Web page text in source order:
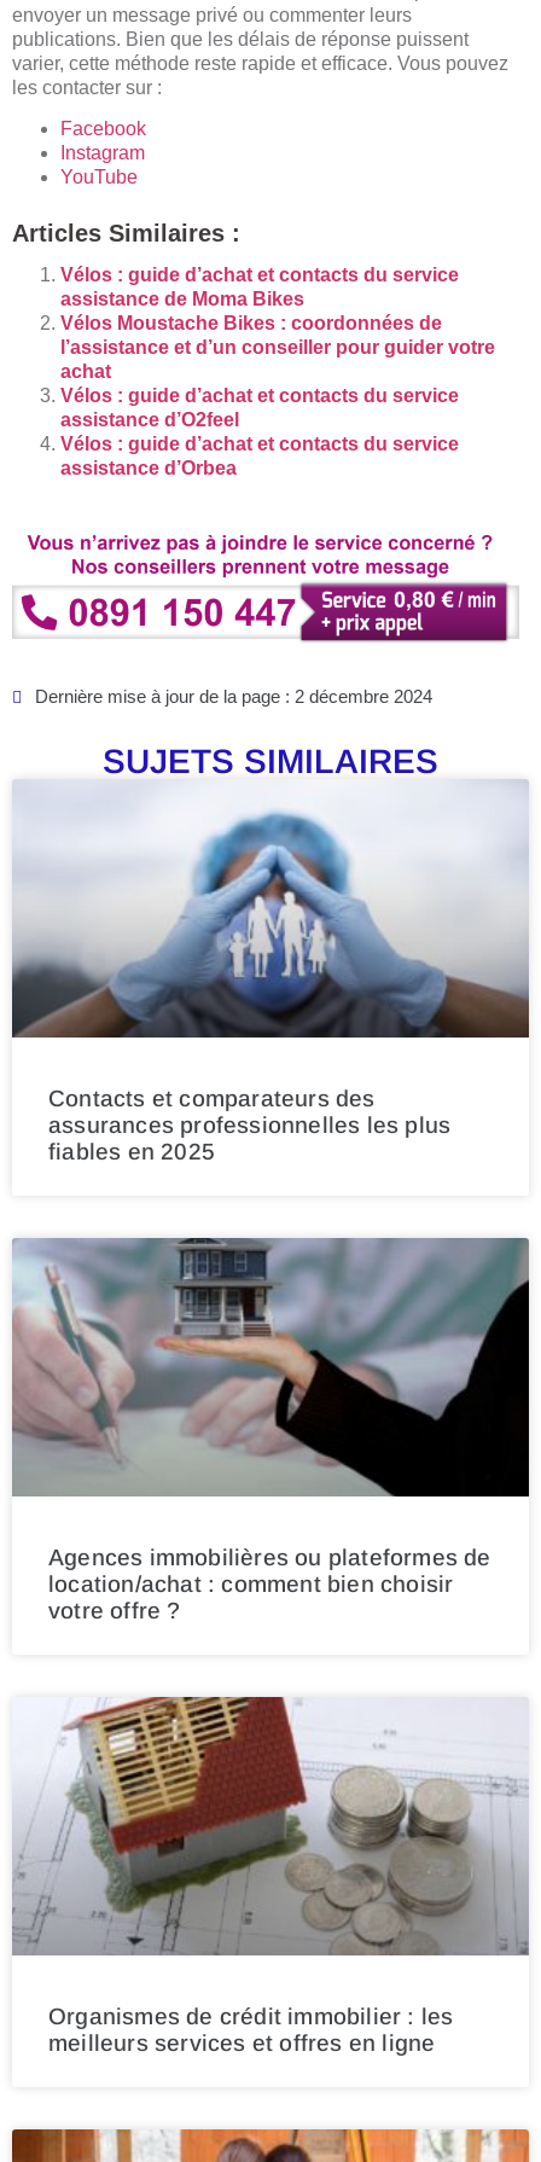
envoyer un message privé ou commenter leurs
publications. Bien que les délais de réponse puissent
varier, cette méthode reste rapide et efficace. Vous pouvez
les contacter sur :
Facebook
Instagram
YouTube
Articles Similaires :
Vélos : guide d’achat et contacts du service
assistance de Moma Bikes
Vélos Moustache Bikes : coordonnées de
l’assistance et d’un conseiller pour guider votre
achat
Vélos : guide d’achat et contacts du service
assistance d’O2feel
Vélos : guide d’achat et contacts du service
assistance d’Orbea
Dernière mise à jour de la page : 2 décembre 2024
SUJETS SIMILAIRES
Contacts et comparateurs des
assurances professionnelles les plus
fiables en 2025
Agences immobilières ou plateformes de
location/achat : comment bien choisir
votre offre ?
Organismes de crédit immobilier : les
meilleurs services et offres en ligne